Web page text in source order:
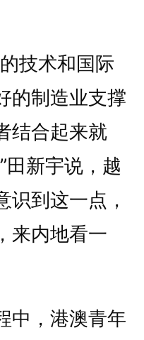
技术和国际
的制造业支撑
结合起来就
田新宇说，越
识到这一点，
来内地看一
，港澳青年